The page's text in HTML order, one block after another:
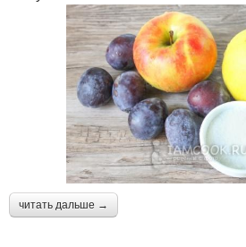
читать дальше →